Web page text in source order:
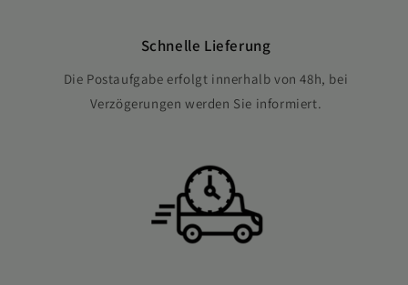
Schnelle Lieferung
Die Postaufgabe erfolgt innerhalb von 48h, bei
Verzögerungen werden Sie informiert.